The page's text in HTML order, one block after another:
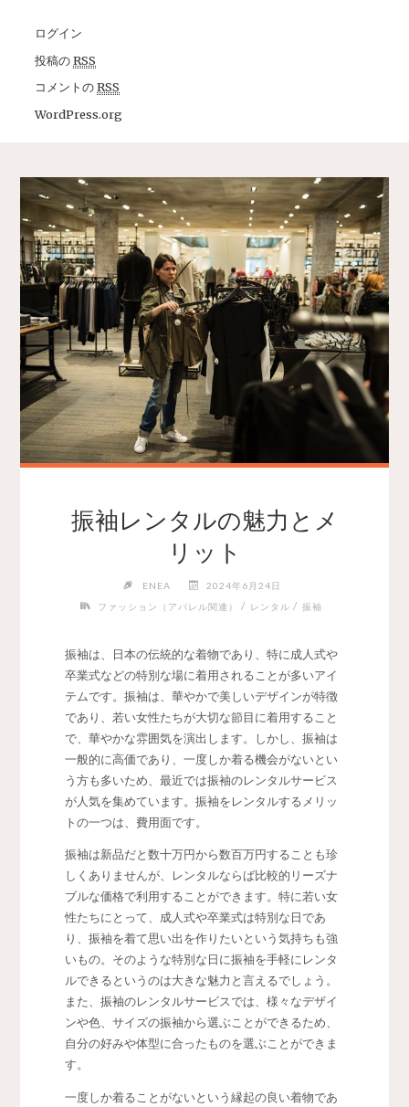
ログイン
投稿のRSS
コメントのRSS
WordPress.org
振袖レンタルの魅力とメ
リット
ENEA
2024年6月24日
ファッション（アパレル関連）
/ レンタル / 振袖
振袖は、日本の伝統的な着物であり、特に成人式や
卒業式などの特別な場に着用されることが多いアイ
テムです。 振袖は、華やかで美しいデザインが特徴
であり、若い女性たちが大切な節目に着用すること
で、華やかな雰囲気を演出します。しかし、振袖は
一般的に高価であり、一度しか着る機会がないとい
う方も多いため、最近では振袖のレンタルサービス
が人気を集めています。振袖をレンタルするメリッ
トの一つは、費用面です。
振袖は新品だと数十万円から数百万円することも珍
しくありませんが、レンタルならば比較的リーズナ
ブルな価格で利用することができます。特に若い女
性たちにとって、成人式や卒業式は特別な日であ
り、振袖を着て思い出を作りたいという気持ちも強
いもの。そのような特別な日に振袖を手軽にレンタ
ルできるというのは大きな魅力と言えるでしょう。
また、振袖のレンタルサービスでは、様々なデザイ
ンや色、サイズの振袖から選ぶことができるため、
自分の好みや体型に合ったものを選ぶことができま
す。
一度しか着ることがないという縁起の良い着物であ